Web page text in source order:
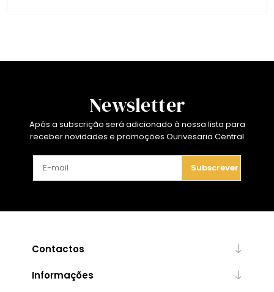
Newsletter
Após a subscrição será adicionado à nossa lista para
receber novidades e promoções Ourivesaria Central
Subscrever
Contactos
Informações